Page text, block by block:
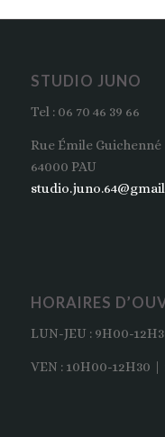
STUDIO JUNO
Tel : 06 70 46 39 66
Rue Émile Guichenné
64000 PAU
HORAIRES
LUN-JEU : 9H00-
VEN : 10H00-12H30